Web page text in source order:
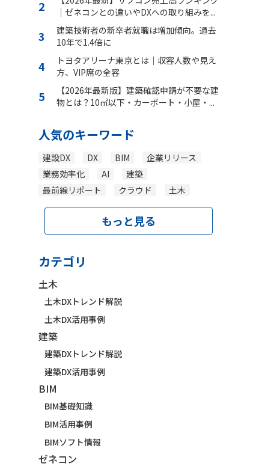
｜ゼネコンとの違いやDXへの取り組みを...
建築技術者の新卒者就職は増加傾向。過去
10年で1.4倍に
トヨタアリーナ東京とは｜収容人数や見え
方、VIP席の全容
【2026年最新版】建築確認申請が不要な建
物とは？10㎡以下・カーポート・小屋・...
人気のキーワード
建設DX DX BIM
企業リリース
業務効率化
AI
建築
最前線リポート
クラウド 土木
もっと見る
カテゴリ
土木
土木DXトレンド解説
土木DX活用事例
建築
建築DXトレンド解説
建築DX活用事例
BIM
BIM基礎知識
BIM活用事例
BIMソフト情報
ゼネコン